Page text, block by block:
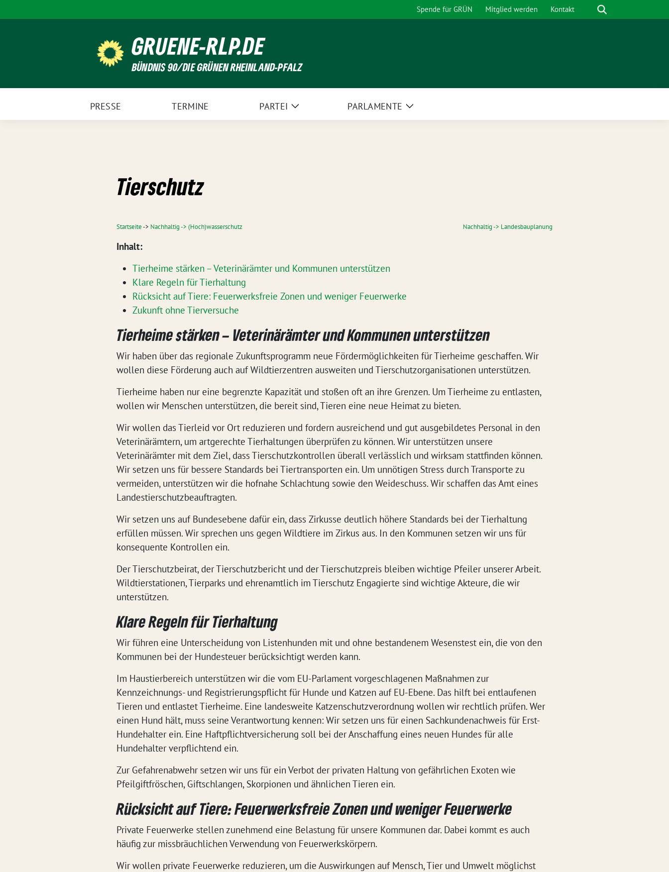
zum
Spende für GRÜN Mitglied werden Kontakt Suche
GRUENE-RLP.DE
BÜNDNIS 90/DIE GRÜNEN RHEINLAND-PFALZ
PRESSE TERMINE PARTEI
Zeige
PARLAMENTE
Zeige
Tierschutz
Startseite-> Nachhaltig -> (Hoch)wasserschutz Nachhaltig -> Landesbauplanung
Inhalt:
Tierheime stärken – Veterinärämter und Kommunen unterstützen
Klare Regeln für Tierhaltung
Rücksicht auf Tiere: Feuerwerksfreie Zonen und weniger Feuerwerke
Zukunft ohne Tierversuche
Tierheime stärken – Veterinärämter und Kommunen unterstützen
Wir haben über das regionale Zukunftsprogramm neue Fördermöglichkeiten für Tierheime geschaffen. Wir
wollen diese Förderung auch auf Wildtierzentren ausweiten und Tierschutzorganisationen unterstützen.
Tierheime haben nur eine begrenzte Kapazität und stoßen oft an ihre Grenzen. Um Tier­heime zu entlasten,
wollen wir Menschen unterstützen, die bereit sind, Tieren eine neue Heimat zu bieten.
Wir wollen das Tierleid vor Ort reduzieren und fordern ausreichend und gut ausgebildetes Personal in den
Veterinärämtern, um artgerechte Tierhaltungen überprüfen zu können. Wir unterstützen unsere
Veterinärämter mit dem Ziel, dass Tierschutzkontrollen überall verlässlich und wirksam stattfinden können.
Wir setzen uns für bessere Standards bei Tiertransporten ein. Um unnötigen Stress durch Transporte zu
vermeiden, unterstützen wir die hofnahe Schlachtung sowie den Weideschuss. Wir schaffen das Amt eines
Landestierschutzbeauftragten.
Wir setzen uns auf Bundesebene dafür ein, dass Zirkusse deutlich höhere Standards bei der Tierhaltung
erfüllen müssen. Wir sprechen uns gegen Wildtiere im Zirkus aus. In den Kommunen setzen wir uns für
konsequente Kontrollen ein.
Der Tierschutzbeirat, der Tierschutzbericht und der Tierschutzpreis bleiben wichtige Pfeiler unserer Arbeit.
Wildtierstationen, Tierparks und ehrenamtlich im Tierschutz Engagierte sind wichtige Akteure, die wir
unterstützen.
Klare Regeln für Tierhaltung
Wir führen eine Unterscheidung von Listenhunden mit und ohne bestandenem Wesenstest ein, die von den
Kommunen bei der Hundesteuer berücksichtigt werden kann.
Im Haustierbereich unterstützen wir die vom EU-Parlament vorgeschlagenen Maßnahmen zur
Kennzeichnungs- und Registrierungspflicht für Hunde und Katzen auf EU-Ebene. Das hilft bei entlaufenen
Tieren und entlastet Tierheime. Eine landesweite Katzenschutzverordnung wollen wir rechtlich prüfen. Wer
einen Hund hält, muss seine Verantwortung kennen: Wir setzen uns für einen Sachkundenachweis für Erst-
Hundehalter ein. Eine Haftpflichtversicherung soll bei der Anschaffung eines neuen Hundes für alle
Hundehalter verpflichtend ein.
Zur Gefahrenabwehr setzen wir uns für ein Verbot der privaten Haltung von gefährlichen Exoten wie
Pfeilgiftfröschen, Giftschlangen, Skorpionen und ähnlichen Tieren ein.
Rücksicht auf Tiere: Feuerwerksfreie Zonen und weniger Feuerwerke
Private Feuerwerke stellen zunehmend eine Belastung für unsere Kommunen dar. Dabei kommt es auch
häufig zur missbräuchlichen Verwendung von Feuerwerkskörpern.
Wir wollen private Feuerwerke reduzieren, um die Auswirkungen auf Mensch, Tier und Umwelt möglichst